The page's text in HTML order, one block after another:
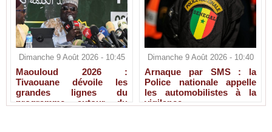
Dimanche 9 Août 2026 - 10:45
Maouloud 2026 :
Tivaouane dévoile les
grandes lignes du
programme autour du
Dimanche 9 Août 2026 - 10:40
Arnaque par SMS : la
Police nationale appelle
les automobilistes à la
vigilance